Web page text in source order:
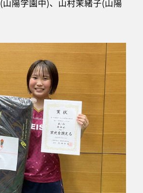
陽学園中)、山村茉緒子(山陽